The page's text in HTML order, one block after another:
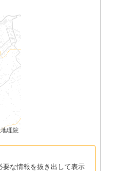
理院
な情報を抜き出して表示